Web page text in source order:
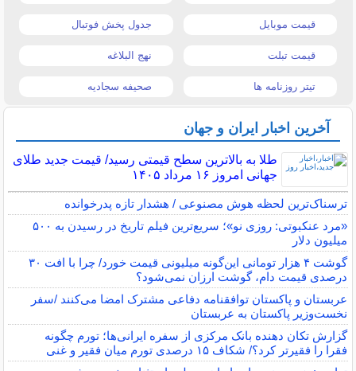
قیمت موبایل جدول پخش فوتبال
قیمت تبلت نهج البلاغه
تیتر روزنامه ها صحیفه سجادیه
آخرین اخبار ایران و جهان
طلا به بالاترین سطح قیمتی رسید/ قیمت جدید طلای
جهانی امروز ۱۶ مرداد ۱۴۰۵
ترسناک‌ترین لحظه هوش مصنوعی / هشدار تازه پدرخوانده
«مرد عنکبوتی: روزی نو»؛ سریع‌ترین فیلم تاریخ در رسیدن به ۵۰۰
میلیون دلار
گوشت ۴ هزار تومانی این‌گونه میلیونی قیمت خورد/ چرا با افت ۳۰
درصدی قیمت دام، گوشت ارزان نمی‌شود؟
عربستان و پاکستان توافقنامه دفاعی مشترک امضا می‌کنند /سفر
نخست‌وزیر پاکستان به عربستان
گزارش تکان‌ دهنده بانک مرکزی از سفره ایرانی‌ها؛ تورم چگونه
فقرا را فقیرتر کرد؟/ شکاف ۱۵ درصدی تورم میان فقیر و غنی